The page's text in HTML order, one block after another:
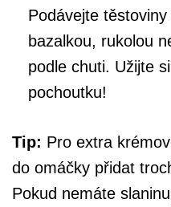
Podávejte
bazalkou, rukolou
podle chuti. Užijte
pochoutku!
Tip: Pro extra
do omáčky přidat
Pokud nemáte